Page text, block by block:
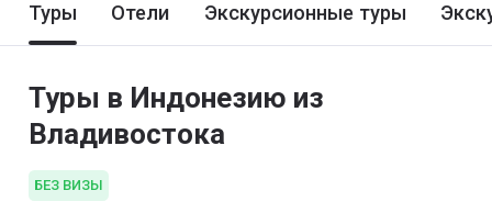
Туры Отели Экскурсионные туры
Туры в Индонезию из
Владивостока
БЕЗ ВИЗЫ